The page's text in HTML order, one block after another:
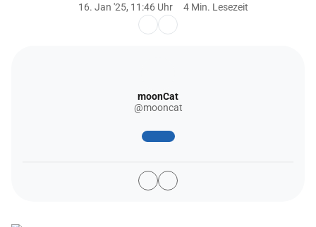
16. Jan '25, 11:46 Uhr 4 Min. Lesezeit
moonCat
@mooncat